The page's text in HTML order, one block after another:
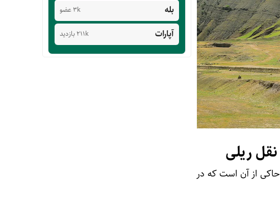
در حوزه حمل و نقل مسافر، عملکرد بخش ریلی در پنج ماهه نخست سال ۱۴۰۳ حاکی از آن است که در
بله 3k عضو
آپارات 211k بازدید